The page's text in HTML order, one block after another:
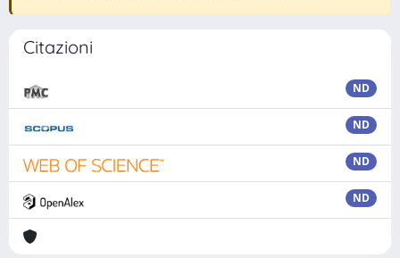
Citazioni
ND
ND
ND
ND